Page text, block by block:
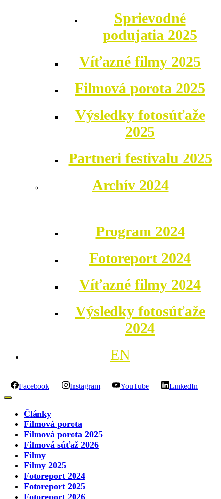
Sprievodné
podujatia 2025
Víťazné filmy 2025
Filmová porota 2025
Výsledky fotosúťaže
2025
Partneri festivalu 2025
Archív 2024
Program 2024
Fotoreport 2024
Víťazné filmy 2024
Výsledky fotosúťaže
2024
EN
Facebook Instagram YouTube LinkedIn
Články
Filmová porota
Filmová porota 2025
Filmová súťaž 2026
Filmy
Filmy 2025
Fotoreport 2024
Fotoreport 2025
Fotoreport 2026